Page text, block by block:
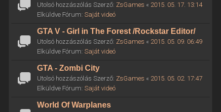
Utolsó hozzászólás Szerző: ZsGames « 2015. 05. 17. 13:14
Elküldve Fórum: Saját videó
GTA V - Girl in The Forest /Rockstar Editor/
Utolsó hozzászólás Szerző: ZsGames « 2015. 05. 09. 06:49
Elküldve Fórum: Saját videó
GTA - Zombi City
Utolsó hozzászólás Szerző: ZsGames « 2015. 05. 02. 17:47
Elküldve Fórum: Saját videó
World Of Warplanes